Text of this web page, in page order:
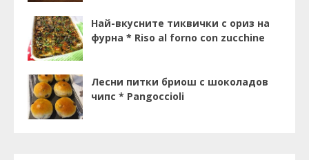
Най-вкусните тиквички с ориз на
фурна * Riso al forno con zucchine
Лесни питки бриош с шоколадов
чипс * Pangoccioli